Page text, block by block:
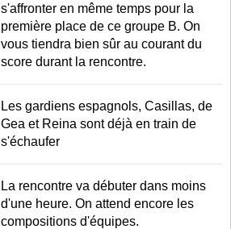
s'affronter en même temps pour la
première place de ce groupe B. On
vous tiendra bien sûr au courant du
score durant la rencontre.
Les gardiens espagnols, Casillas, de
Gea et Reina sont déjà en train de
s'échaufer
La rencontre va débuter dans moins
d'une heure. On attend encore les
compositions d'équipes.